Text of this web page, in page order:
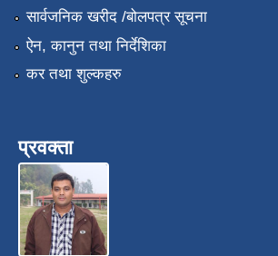
सार्वजनिक खरीद /बोलपत्र सूचना
ऐन, कानुन तथा निर्देशिका
कर तथा शुल्कहरु
प्रवक्ता